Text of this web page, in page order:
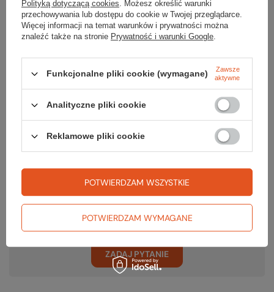
Gwarancja
Na sprzedawane produkty udzielana jest 24-miesięczna rękojmia na
podstawie ustawy z dnia 30 maja 2014r. o prawach konsumenta.
PODMIOT ODPOWIEDZIALNY ZA TEN PRODUKT NA TERENIE UE
SZANTI Dariusz Staniszewski Więcej
Potrzebujesz pomocy? Masz pytania?
Zadaj pytanie a my odpowiemy niezwłocznie, najciekawsze pytania i
odpowiedzi publikując dla innych.
ZADAJ PYTANIE
Polityką dotyczącą cookies. Możesz określić warunki
przechowywania lub dostępu do cookie w Twojej przeglądarce.
Więcej informacji na temat warunków i prywatności można
znaleźć także na stronie Prywatność i warunki Google.
Funkcjonalne pliki cookie (wymagane)
Zawsze
aktywne
Analityczne pliki cookie
Reklamowe pliki cookie
POTWIERDZAM WYMAGANE
POTWIERDZAM WSZYSTKIE